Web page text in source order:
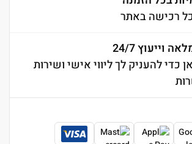
רכישה באתר
וייעוץ 24/7
כדי להעניק לך ליווי אישי ושירות